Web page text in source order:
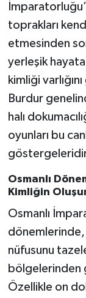
toprakları
etmesinden
yerleşik
kimliği
Burdur
halı
oyunları bu
Osmanlı
Kimliğin
Osmanlı
dönemlerinde,
nüfusunu
bölgelerinden
Özellikle on